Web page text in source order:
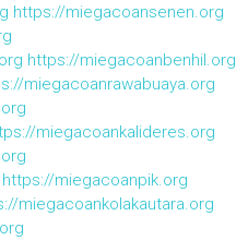
https://miegacoansenen.org
https://miegacoanbenhil.org
miegacoanrawabuaya.org
miegacoankalideres.org
https://miegacoanpik.org
miegacoankolakautara.org